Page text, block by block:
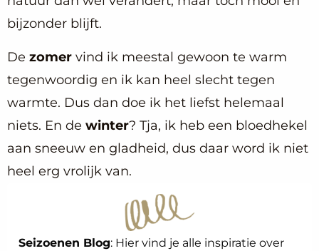
bijzonder blijft.
De zomer vind ik meestal gewoon te warm
tegenwoordig en ik kan heel slecht tegen
warmte. Dus dan doe ik het liefst helemaal
niets. En de winter? Tja, ik heb een bloedhekel
aan sneeuw en gladheid, dus daar word ik niet
heel erg vrolijk van.
Seizoenen Blog: Hier vind je alle inspiratie over